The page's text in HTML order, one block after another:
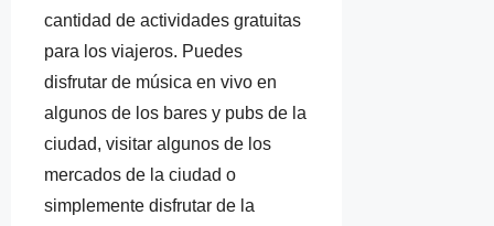
cantidad de actividades gratuitas
para los viajeros. Puedes
disfrutar de música en vivo en
algunos de los bares y pubs de la
ciudad, visitar algunos de los
mercados de la ciudad o
simplemente disfrutar de la